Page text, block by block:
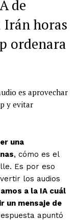
de
Irán horas
ordenara
es aprovechar
y evitar
una
, cómo es el
Es por eso
los audios
a la IA cuál
un mensaje de
apuntó